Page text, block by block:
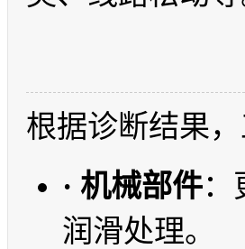
根据诊断结果
· 机械部件：
润滑处理。